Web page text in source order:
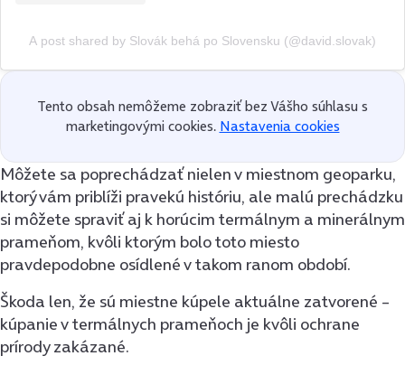
A post shared by Slovák behá po Slovensku (@david.slovak)
Tento obsah nemôžeme zobraziť bez Vášho súhlasu s
marketingovými cookies. Nastavenia cookies
Môžete sa poprechádzať nielen v miestnom geoparku,
ktorý vám priblíži pravekú históriu, ale malú prechádzku
si môžete spraviť aj k horúcim termálnym a minerálnym
prameňom, kvôli ktorým bolo toto miesto
pravdepodobne osídlené v takom ranom období.
Škoda len, že sú miestne kúpele aktuálne zatvorené –
kúpanie v termálnych prameňoch je kvôli ochrane
prírody zakázané.